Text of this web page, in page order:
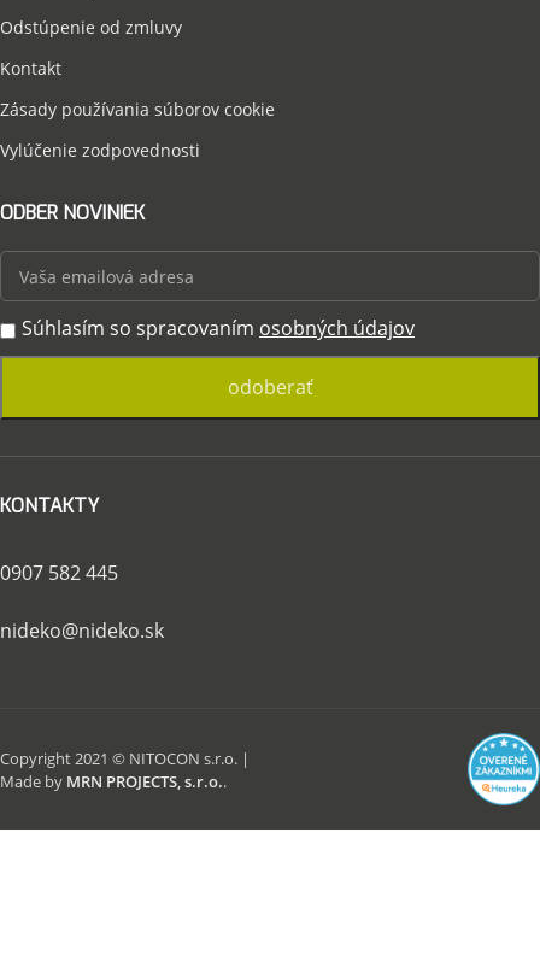
Odstúpenie od zmluvy
Kontakt
Zásady používania súborov cookie
Vylúčenie zodpovednosti
ODBER NOVINIEK
Súhlasím so spracovaním osobných údajov
KONTAKTY
0907 582 445
nideko@nideko.sk
Copyright 2021 © NITOCON s.r.o. |
Made by MRN PROJECTS, s.r.o..